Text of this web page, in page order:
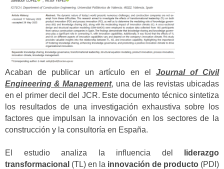
Acaban de publicar un artículo en el Journal of Civil
Engineering & Management, una de las revistas ubicadas
en el primer decil del JCR. Este documento técnico sintetiza
los resultados de una investigación exhaustiva sobre los
factores que impulsan la innovación en los sectores de la
construcción y la consultoría en España.
El estudio analiza la influencia del
liderazgo
transformacional (TL) en la innovación de producto (PDI)